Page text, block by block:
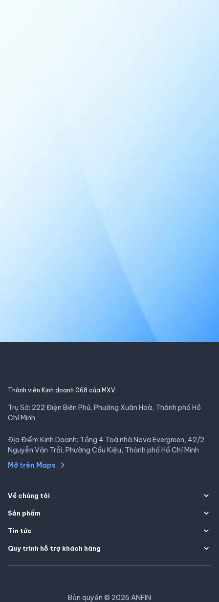
Thành viên Kinh doanh 068 của MXV
Trụ Sở: 222 Điện Biên Phủ, Phường Xuân Hoà, Thành phố Hồ
Chí Minh
Địa Điểm Kinh Doanh: Tầng 4 Toà nhà Nova Evergreen, 42/2
Nguyễn Văn Trỗi, Phường Cầu Kiệu, Thành phố Hồ Chí Minh
Mở trên Maps
Về chúng tôi
Sản phẩm
Tin tức
Quy trình hỗ trợ khách hàng
Bản quyền © 2026 ANFIN